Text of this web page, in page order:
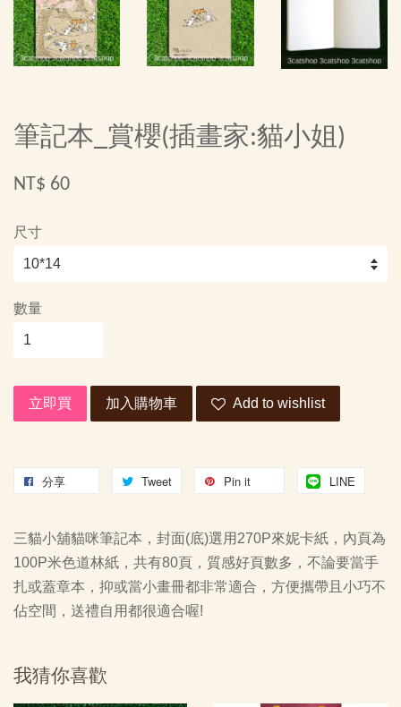
筆記本_賞櫻(插畫家:貓小姐)
NT$ 60
尺寸
數量
立即買 加入購物車 Add to wishlist
分享 Tweet Pin it LINE
三貓小舖貓咪筆記本，封面(底)選用270P來妮卡紙，內頁為
100P米色道林紙，共有80頁，質感好頁數多，不論要當手
扎或蓋章本，抑或當小畫冊都非常適合，方便攜帶且小巧不
佔空間，送禮自用都很適合喔!
我猜你喜歡